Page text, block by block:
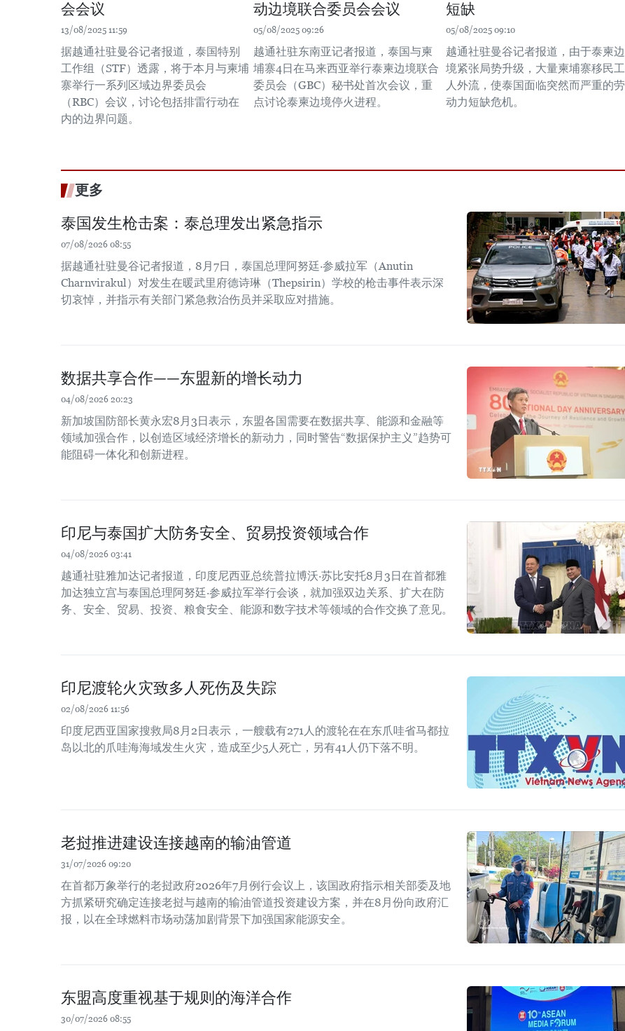
会会议
13/08/2025 11:59
据越通社驻曼谷记者报道，泰国特别
工作组（STF）透露，将于本月与柬埔
寨举行一系列区域边界委员会
（RBC）会议，讨论包括排雷行动在
内的边界问题。
动边境联合委员会会议
05/08/2025 09:26
越通社驻东南亚记者报道，泰国与柬
埔寨4日在马来西亚举行泰柬边境联合
委员会（GBC）秘书处首次会议，重
点讨论泰柬边境停火进程。
短缺
05/08/2025 09:10
越通社驻曼谷记者报道，由于泰柬边
境紧张局势升级，大量柬埔寨移民工
人外流，使泰国面临突然而严重的劳
动力短缺危机。
更多
泰国发生枪击案：泰总理发出紧急指示
07/08/2026 08:55
据越通社驻曼谷记者报道，8月7日，泰国总理阿努廷·参威拉军（Anutin
Charnvirakul）对发生在暖武里府德诗琳（Thepsirin）学校的枪击事件表示深
切哀悼，并指示有关部门紧急救治伤员并采取应对措施。
数据共享合作——东盟新的增长动力
04/08/2026 20:23
新加坡国防部长黄永宏8月3日表示，东盟各国需要在数据共享、能源和金融等
领域加强合作，以创造区域经济增长的新动力，同时警告“数据保护主义”趋势可
能阻碍一体化和创新进程。
印尼与泰国扩大防务安全、贸易投资领域合作
04/08/2026 03:41
越通社驻雅加达记者报道，印度尼西亚总统普拉博沃·苏比安托8月3日在首都雅
加达独立宫与泰国总理阿努廷·参威拉军举行会谈，就加强双边关系、扩大在防
务、安全、贸易、投资、粮食安全、能源和数字技术等领域的合作交换了意见。
印尼渡轮火灾致多人死伤及失踪
02/08/2026 11:56
印度尼西亚国家搜救局8月2日表示，一艘载有271人的渡轮在在东爪哇省马都拉
岛以北的爪哇海海域发生火灾，造成至少5人死亡，另有41人仍下落不明。
老挝推进建设连接越南的输油管道
31/07/2026 09:20
在首都万象举行的老挝政府2026年7月例行会议上，该国政府指示相关部委及地
方抓紧研究确定连接老挝与越南的输油管道投资建设方案，并在8月份向政府汇
报，以在全球燃料市场动荡加剧背景下加强国家能源安全。
东盟高度重视基于规则的海洋合作
30/07/2026 08:55